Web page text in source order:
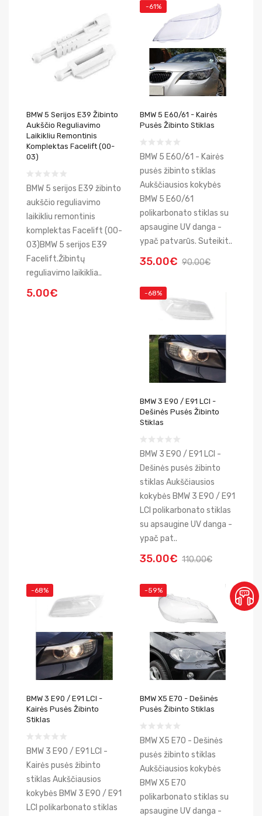
BMW 5 Serijos E39 Žibinto
Aukščio Reguliavimo
Laikikliu Remontinis
Komplektas Facelift (00-
03)
BMW 5 serijos E39 žibinto
aukščio reguliavimo
laikikliu remontinis
komplektas Facelift (00-
03)BMW 5 serijos E39
Facelift.Žibintų
reguliavimo laikiklia..
5.00€
-61%
BMW 5 E60/61 - Kairės
Pusės Žibinto Stiklas
BMW 5 E60/61 - Kairės
pusės žibinto stiklas
Aukščiausios kokybės
BMW 5 E60/61
polikarbonato stiklas su
apsaugine UV danga -
ypač patvarūs. Suteikit..
35.00€ 90.00€
-68%
BMW 3 E90 / E91 LCI -
Dešinės Pusės Žibinto
Stiklas
BMW 3 E90 / E91 LCI -
Dešinės pusės žibinto
stiklas Aukščiausios
kokybės BMW 3 E90 / E91
LCI polikarbonato stiklas
su apsaugine UV danga -
ypač pat..
35.00€ 110.00€
-68%
BMW 3 E90 / E91 LCI -
Kairės Pusės Žibinto
Stiklas
BMW 3 E90 / E91 LCI -
Kairės pusės žibinto
stiklas Aukščiausios
kokybės BMW 3 E90 / E91
LCI polikarbonato stiklas
-59%
BMW X5 E70 - Dešinės
Pusės Žibinto Stiklas
BMW X5 E70 - Dešinės
pusės žibinto stiklas
Aukščiausios kokybės
BMW X5 E70
polikarbonato stiklas su
apsaugine UV danga -